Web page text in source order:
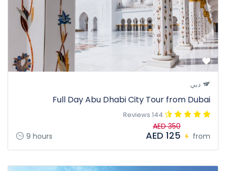
دبي
Full Day Abu Dhabi City Tour from Dubai
144 Reviews
9 hours from
AED 350
AED 125